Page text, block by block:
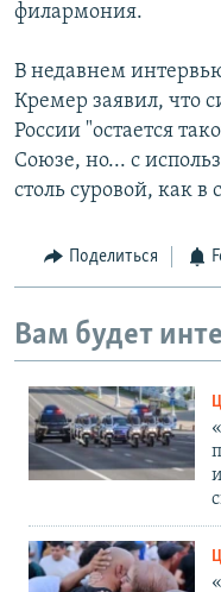
филармония.
В недавнем
Кремер заявил, что
России "остается
Союзе, но... с
столь суровой, как в
Поделиться
Вам будет